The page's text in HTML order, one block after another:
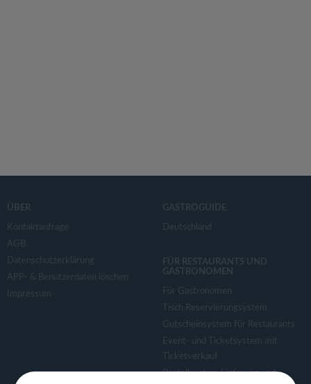
ÜBER
Kontaktanfrage
AGB
Datenschutzerklärung
APP- & Benutzerdaten löschen
Impressum
GASTROGUIDE
Deutschland
FÜR RESTAURANTS UND
GASTRONOMEN
Für Gastronomen
Tisch Reservierungsystem
Gutscheinsystem für Restaurants
Event- und Ticketsystem mit
Ticketverkauf
Bestellsystem Lieferung und